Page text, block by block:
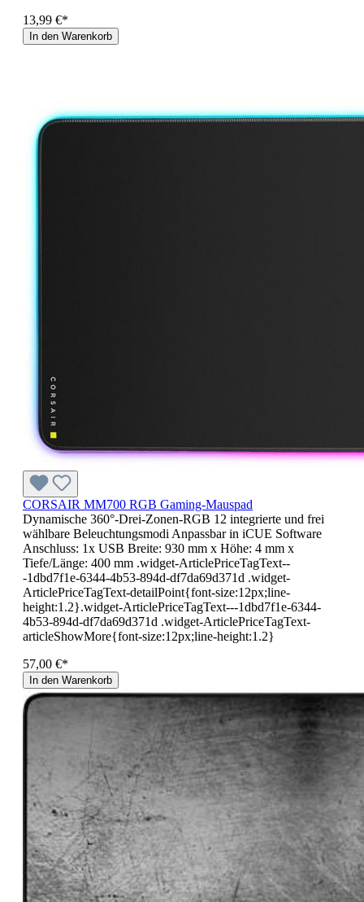
13,99 €*
In den Warenkorb
CORSAIR MM700 RGB Gaming-Mauspad
Dynamische 360°-Drei-Zonen-RGB 12 integrierte und frei
wählbare Beleuchtungsmodi Anpassbar in iCUE Software
Anschluss: 1x USB Breite: 930 mm x Höhe: 4 mm x
Tiefe/Länge: 400 mm .widget-ArticlePriceTagText--
-1dbd7f1e-6344-4b53-894d-df7da69d371d .widget-
ArticlePriceTagText-detailPoint{font-size:12px;line-
height:1.2}.widget-ArticlePriceTagText---1dbd7f1e-6344-
4b53-894d-df7da69d371d .widget-ArticlePriceTagText-
articleShowMore{font-size:12px;line-height:1.2}
57,00 €*
In den Warenkorb